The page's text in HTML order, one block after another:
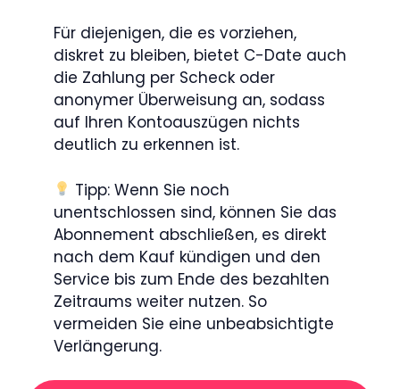
Für diejenigen, die es vorziehen,
diskret zu bleiben, bietet C-Date auch
die Zahlung per Scheck oder
anonymer Überweisung an, sodass
auf Ihren Kontoauszügen nichts
deutlich zu erkennen ist.
Tipp: Wenn Sie noch
unentschlossen sind, können Sie das
Abonnement abschließen, es direkt
nach dem Kauf kündigen und den
Service bis zum Ende des bezahlten
Zeitraums weiter nutzen. So
vermeiden Sie eine unbeabsichtigte
Verlängerung.